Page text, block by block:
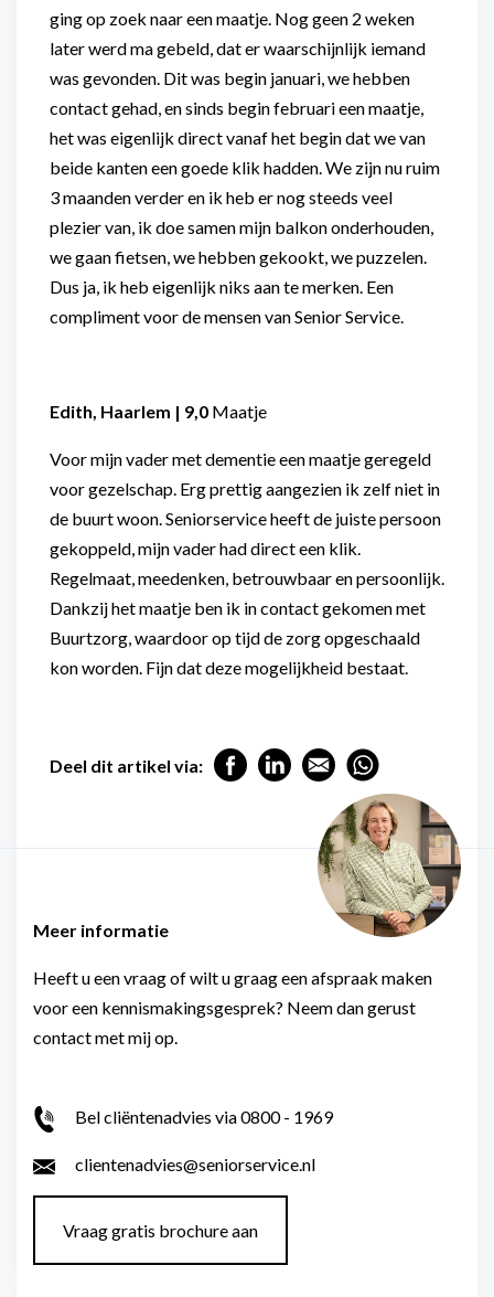
ging op zoek naar een maatje. Nog geen 2 weken
later werd ma gebeld, dat er waarschijnlijk iemand
was gevonden. Dit was begin januari, we hebben
contact gehad, en sinds begin februari een maatje,
het was eigenlijk direct vanaf het begin dat we van
beide kanten een goede klik hadden. We zijn nu ruim
3 maanden verder en ik heb er nog steeds veel
plezier van, ik doe samen mijn balkon onderhouden,
we gaan fietsen, we hebben gekookt, we puzzelen.
Dus ja, ik heb eigenlijk niks aan te merken. Een
compliment voor de mensen van Senior Service.
Edith, Haarlem | 9,0 Maatje
Voor mijn vader met dementie een maatje geregeld
voor gezelschap. Erg prettig aangezien ik zelf niet in
de buurt woon. Seniorservice heeft de juiste persoon
gekoppeld, mijn vader had direct een klik.
Regelmaat, meedenken, betrouwbaar en persoonlijk.
Dankzij het maatje ben ik in contact gekomen met
Buurtzorg, waardoor op tijd de zorg opgeschaald
kon worden. Fijn dat deze mogelijkheid bestaat.
Deel dit artikel via:
Meer informatie
Heeft u een vraag of wilt u graag een afspraak maken
voor een kennismakingsgesprek? Neem dan gerust
contact met mij op.
Bel cliëntenadvies via 0800 - 1969
clientenadvies@seniorservice.nl
Vraag gratis brochure aan